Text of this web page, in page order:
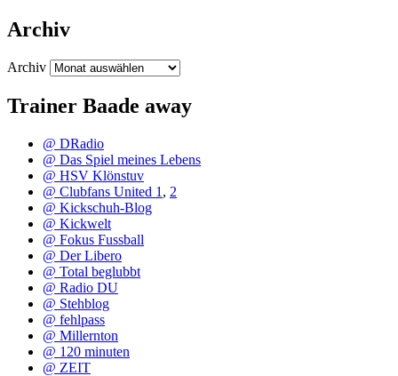
Archiv
Archiv
Trainer Baade away
@ DRadio
@ Das Spiel meines Lebens
@ HSV Klönstuv
@ Clubfans United 1 , 2
@ Kickschuh-Blog
@ Kickwelt
@ Fokus Fussball
@ Der Libero
@ Total beglubbt
@ Radio DU
@ Stehblog
@ fehlpass
@ Millernton
@ 120 minuten
@ ZEIT